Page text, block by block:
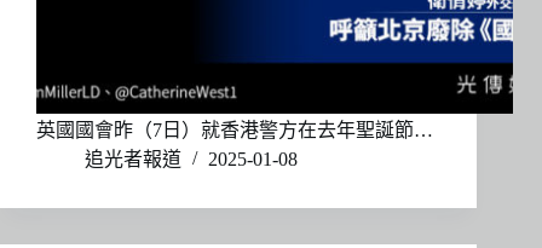
英國國會昨（7日）就香港警方在去年聖誕節…
追光者報道
2025-01-08